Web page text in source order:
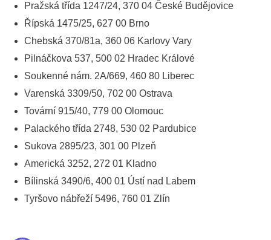
Pražská třída 1247/24, 370 04 České Budějovice
Řípská 1475/25, 627 00 Brno
Chebská 370/81a, 360 06 Karlovy Vary
Pilnáčkova 537, 500 02 Hradec Králové
Soukenné nám. 2A/669, 460 80 Liberec
Varenská 3309/50, 702 00 Ostrava
Tovární 915/40, 779 00 Olomouc
Palackého třída 2748, 530 02 Pardubice
Sukova 2895/23, 301 00 Plzeň
Americká 3252, 272 01 Kladno
Bílinská 3490/6, 400 01 Ústí nad Labem
Tyršovo nábřeží 5496, 760 01 Zlín